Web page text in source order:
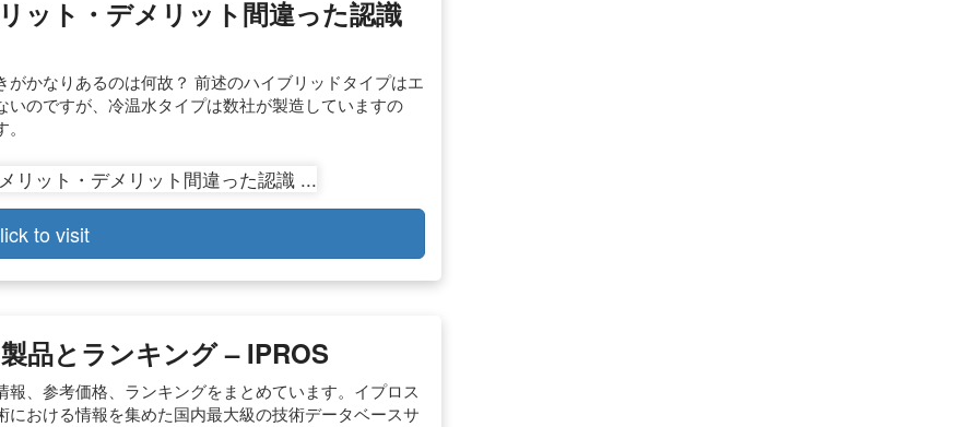
ット・デメリット間違った認識
かなりあるのは何故？ 前述のハイブリッドタイプはエ
のですが、冷温水タイプは数社が製造していますの
to visit
品とランキング – IPROS
、参考価格、ランキングをまとめています。イプロス
おける情報を集めた国内最大級の技術データベースサ